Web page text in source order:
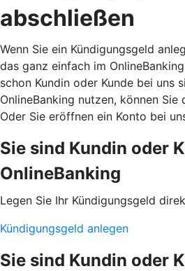
abschließen
Wenn Sie ein Kündigungsgeld
das ganz einfach im
schon Kundin oder Kunde bei uns
OnlineBanking nutzen, können Sie
Oder Sie eröffnen ein Konto bei
Sie sind Kundin oder
OnlineBanking
Legen Sie Ihr Kündigungsgeld
Kündigungsgeld anlegen
Sie sind Kundin oder